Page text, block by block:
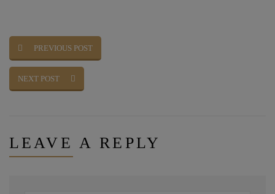
PREVIOUS POST
NEXT POST
LEAVE A REPLY